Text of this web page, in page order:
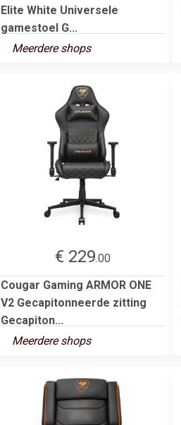
Elite White Universele
gamestoel G...
Meerdere shops
€ 229.00
Cougar Gaming ARMOR ONE
V2 Gecapitonneerde zitting
Gecapiton...
Meerdere shops